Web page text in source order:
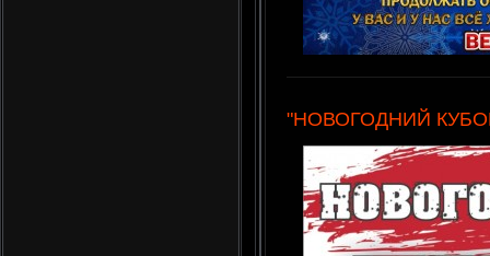
"НОВОГОДНИЙ